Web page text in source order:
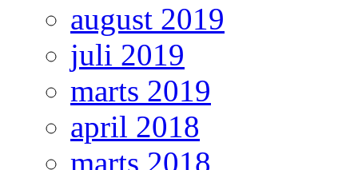
august 2019
juli 2019
marts 2019
april 2018
marts 2018